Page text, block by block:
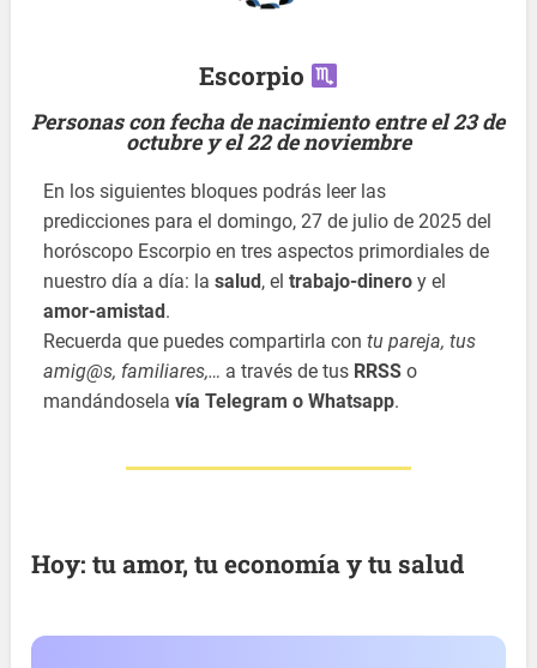
Escorpio
Personas con fecha de nacimiento entre el 23 de
octubre y el 22 de noviembre
En los siguientes bloques podrás leer las
predicciones para el domingo, 27 de julio de 2025 del
horóscopo Escorpio en tres aspectos primordiales de
nuestro día a día: lasalud , eltrabajo-dinero y el
amor-amistad .
Recuerda que puedes compartirla contu pareja, tus
amig@s, familiares,… a través de tus RRSS o
mandándoselavía Telegram o Whatsapp.
Hoy: tu amor, tu economía y tu salud